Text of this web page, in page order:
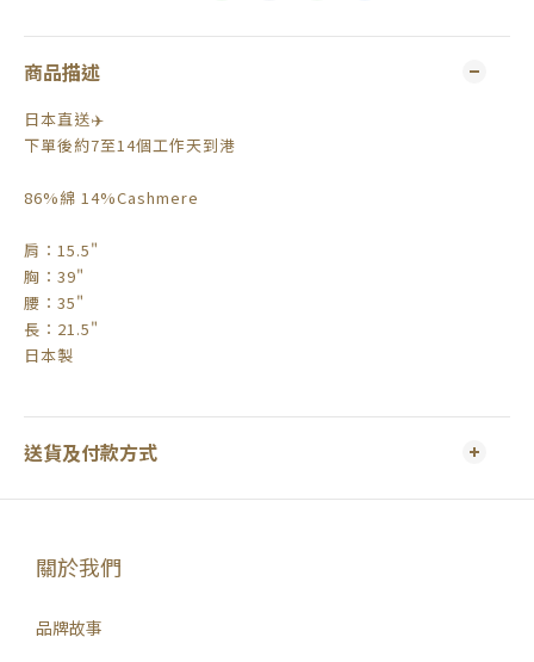
商品描述
日本直送✈️
下單後約7至14個工作天到港
86%綿 14%Cashmere
肩：15.5"
胸：39"
腰：35"
長：21.5"
日本製
送貨及付款方式
關於我們
品牌故事